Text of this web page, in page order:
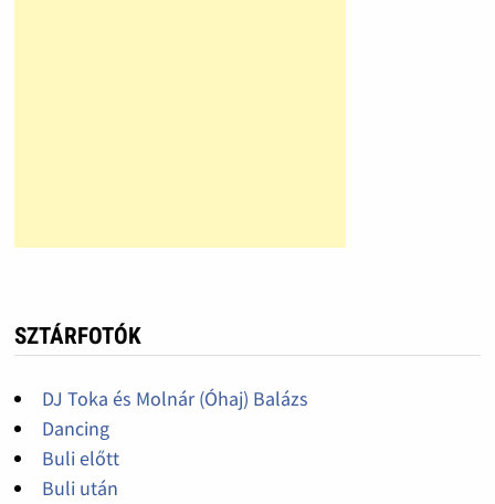
SZTÁRFOTÓK
DJ Toka és Molnár (Óhaj) Balázs
Dancing
Buli előtt
Buli után